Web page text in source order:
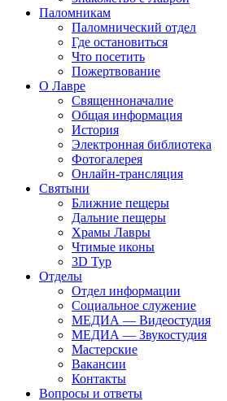
Паломникам
Паломнический отдел
Где остановиться
Что посетить
Пожертвование
О Лавре
Священноначалие
Общая информация
История
Электронная библиотека
Фотогалерея
Онлайн-трансляция
Святыни
Ближние пещеры
Дальние пещеры
Храмы Лавры
Чтимые иконы
3D Тур
Отделы
Отдел информации
Социальное служение
МЕДИА — Видеостудия
МЕДИА — Звукостудия
Мастерские
Вакансии
Контакты
Вопросы и ответы